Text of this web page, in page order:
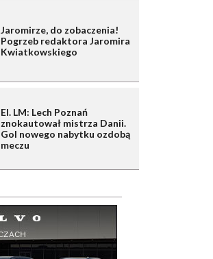
Jaromirze, do zobaczenia!
Pogrzeb redaktora Jaromira
Kwiatkowskiego
El. LM: Lech Poznań
znokautował mistrza Danii.
Gol nowego nabytku ozdobą
meczu